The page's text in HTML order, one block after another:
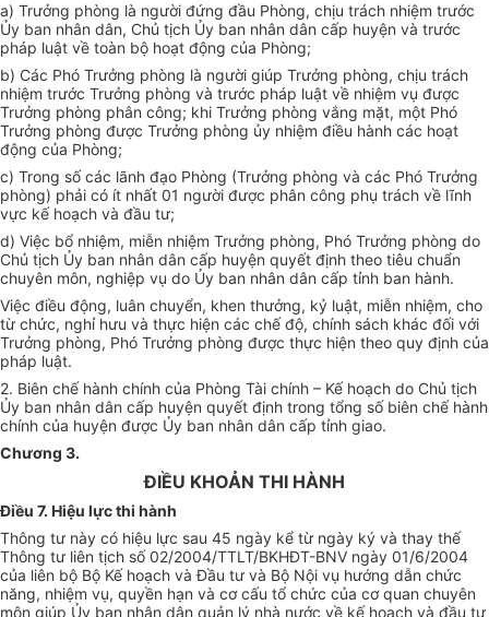
a) Trưởng phòng là người đứng đầu Phòng, chịu trách nhiệm trước
Ủy ban nhân dân, Chủ tịch Ủy ban nhân dân cấp huyện và trước
pháp luật về toàn bộ hoạt động của Phòng;
b) Các Phó Trưởng phòng là người giúp Trưởng phòng, chịu trách
nhiệm trước Trưởng phòng và trước pháp luật về nhiệm vụ được
Trưởng phòng phân công; khi Trưởng phòng vắng mặt, một Phó
Trưởng phòng được Trưởng phòng ủy nhiệm điều hành các hoạt
động của Phòng;
c) Trong số các lãnh đạo Phòng (Trưởng phòng và các Phó Trưởng
phòng) phải có ít nhất 01 người được phân công phụ trách về lĩnh
vực kế hoạch và đầu tư;
d) Việc bổ nhiệm, miễn nhiệm Trưởng phòng, Phó Trưởng phòng do
Chủ tịch Ủy ban nhân dân cấp huyện quyết định theo tiêu chuẩn
chuyên môn, nghiệp vụ do Ủy ban nhân dân cấp tỉnh ban hành.
Việc điều động, luân chuyển, khen thưởng, kỷ luật, miễn nhiệm, cho
từ chức, nghỉ hưu và thực hiện các chế độ, chính sách khác đối với
Trưởng phòng, Phó Trưởng phòng được thực hiện theo quy định của
pháp luật.
2. Biên chế hành chính của Phòng Tài chính – Kế hoạch do Chủ tịch
Ủy ban nhân dân cấp huyện quyết định trong tổng số biên chế hành
chính của huyện được Ủy ban nhân dân cấp tỉnh giao.
Chương 3.
ĐIỀU KHOẢN THI HÀNH
Điều 7. Hiệu lực thi hành
Thông tư này có hiệu lực sau 45 ngày kể từ ngày ký và thay thế
Thông tư liên tịch số 02/2004/TTLT/BKHĐT-BNV ngày 01/6/2004
của liên bộ Bộ Kế hoạch và Đầu tư và Bộ Nội vụ hướng dẫn chức
năng, nhiệm vụ, quyền hạn và cơ cấu tổ chức của cơ quan chuyên
môn giúp Ủy ban nhân dân quản lý nhà nước về kế hoạch và đầu tư